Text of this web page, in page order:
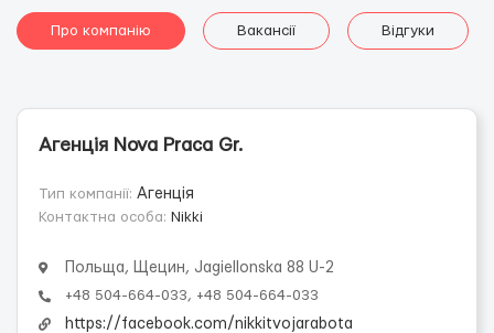
Про компанію Вакансії Відгуки
Агенція Nova Praca Gr.
Тип компанії: Агенція
Контактна особа: Nikki
Польща, Щецин, Jagiellonska 88 U-2
+48 504-664-033, +48 504-664-033
https://facebook.com/nikkitvojarabota